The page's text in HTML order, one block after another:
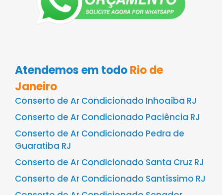
Atendemos em todoRio de
Janeiro
Conserto de Ar Condicionado Inhoaíba RJ
Conserto de Ar Condicionado Paciência RJ
Conserto de Ar Condicionado Pedra de
Guaratiba RJ
Conserto de Ar Condicionado Santa Cruz RJ
Conserto de Ar Condicionado Santíssimo RJ